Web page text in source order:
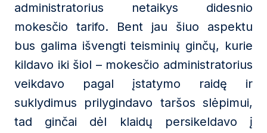
administratorius netaikys didesnio
mokesčio tarifo. Bent jau šiuo aspektu
bus galima išvengti teisminių ginčų, kurie
kildavo iki šiol – mokesčio administratorius
veikdavo pagal įstatymo raidę ir
suklydimus prilygindavo taršos slėpimui,
tad ginčai dėl klaidų persikeldavo į